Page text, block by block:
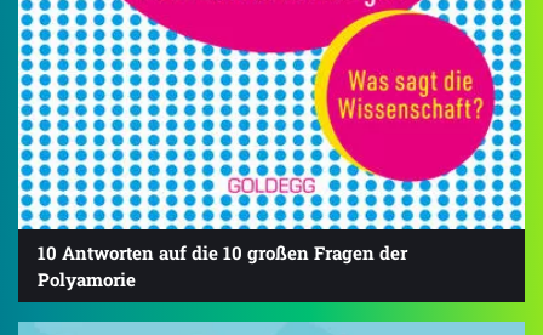
10 Antworten auf die 10 großen Fragen der
Polyamorie